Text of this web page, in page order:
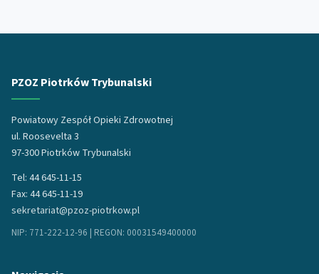
PZOZ Piotrków Trybunalski
Powiatowy Zespół Opieki Zdrowotnej
ul. Roosevelta 3
97-300 Piotrków Trybunalski
Tel: 44 645-11-15
Fax: 44 645-11-19
sekretariat@pzoz-piotrkow.pl
NIP: 771-222-12-96 | REGON: 00031549400000